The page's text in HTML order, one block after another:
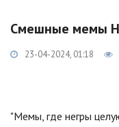
Смешные мемы
23-04-2024, 01:18
"Мемы, где негры